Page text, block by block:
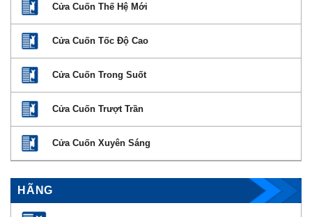
Cửa Cuốn Thế Hệ Mới
Cửa Cuốn Tốc Độ Cao
Cửa Cuốn Trong Suốt
Cửa Cuốn Trượt Trần
Cửa Cuốn Xuyên Sáng
HÃNG